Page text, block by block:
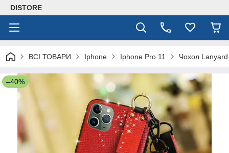
DISTORE
ВСІ ТОВАРИ Iphone Iphone Pro 11 Чохол
–40%